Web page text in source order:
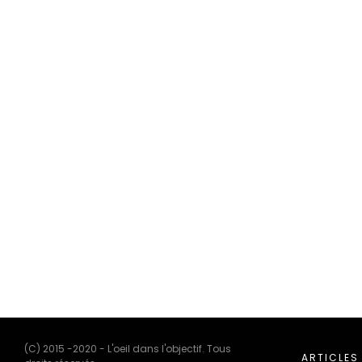
(C) 2015 -2020 - L'oeil dans l'objectif. Tous
ARTICLES